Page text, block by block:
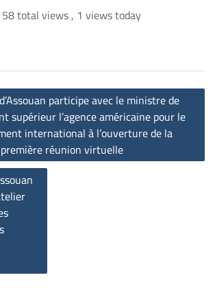
58 total views, 1 views today
participe avec le ministre de
supérieur l’agence américaine pour le
international à l’ouverture de la
première réunion virtuelle